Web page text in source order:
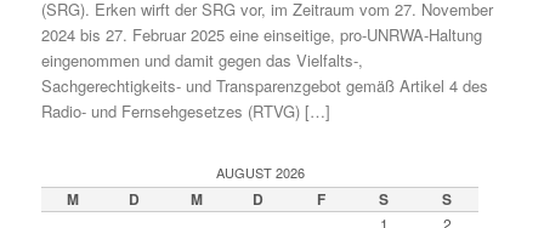
(SRG). Erken wirft der SRG vor, im Zeitraum vom 27. November
2024 bis 27. Februar 2025 eine einseitige, pro-UNRWA-Haltung
eingenommen und damit gegen das Vielfalts-,
Sachgerechtigkeits- und Transparenzgebot gemäß Artikel 4 des
Radio- und Fernsehgesetzes (RTVG) […]
AUGUST 2026
M D M D F S S
1
2